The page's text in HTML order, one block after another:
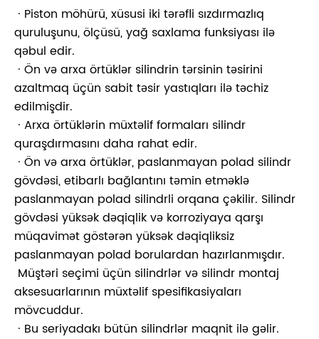
· Piston möhürü, xüsusi iki tərəfli sızdırmazlıq
quruluşunu, ölçüsü, yağ saxlama funksiyası ilə
qəbul edir.
· Ön və arxa örtüklər silindrin tərsinin təsirini
azaltmaq üçün sabit təsir yastıqları ilə təchiz
edilmişdir.
· Arxa örtüklərin müxtəlif formaları silindr
quraşdırmasını daha rahat edir.
· Ön və arxa örtüklər, paslanmayan polad silindr
gövdəsi, etibarlı bağlantını təmin etməklə
paslanmayan polad silindrli orqana çəkilir. Silindr
gövdəsi yüksək dəqiqlik və korroziyaya qarşı
müqavimət göstərən yüksək dəqiqliksiz
paslanmayan polad borulardan hazırlanmışdır.
Müştəri seçimi üçün silindrlər və silindr montaj
aksesuarlarının müxtəlif spesifikasiyaları
mövcuddur.
· Bu seriyadakı bütün silindrlər maqnit ilə gəlir.